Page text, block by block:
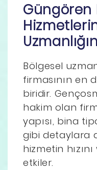
Güngören
Bölgesel
firmasının en
biridir.
hakim olan
yapısı, bina
gibi detaylara
hizmetin
etkiler.